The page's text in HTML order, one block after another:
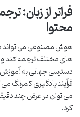
فراتر از زبان:
محتوا
هوش مصنوعی می تواند
های مختلف ترجمه کند و
دسترسی جهانی به آموزش
فرآیند یادگیری کمرنگ
می توان در عرض چند
کرد.